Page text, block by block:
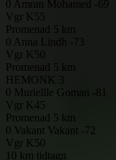
0 Amran Mohamed -69
Vgr K55
Promenad 5 km
0 Anna Lindh -73
Vgr K50
Promenad 5 km
HEMONK 3
0 Muriellle Goman -81
Vgr K45
Promenad 5 km
0 Vakant Vakant -72
Vgr K50
10 km tidtagn